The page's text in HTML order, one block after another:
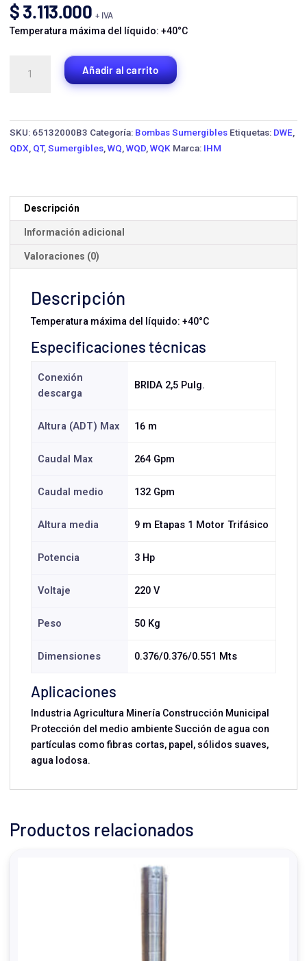
$3.113.000 + IVA
Temperatura máxima del líquido: +40°C
Sumergible
3.0HP
Trifásica
cantidad
Añadir al carrito
SKU: 65132000B3 Categoría: Bombas Sumergibles Etiquetas: DWE
QDX QT, Sumergibles WQ WQD WQK Marca: IHM
Descripción
Información adicional
Valoraciones (0)
Descripción
Temperatura máxima del líquido: +40°C
Especificaciones técnicas
Conexión
descarga
BRIDA 2,5 Pulg.
Altura (ADT) Max 16 m
Caudal Max 264 Gpm
Caudal medio 132 Gpm
Altura media 9 m Etapas 1 Motor Trifásico
Potencia 3 Hp
Voltaje 220 V
Peso 50 Kg
Dimensiones 0.376/0.376/0.551 Mts
Aplicaciones
Industria Agricultura Minería Construcción Municipal
Protección del medio ambiente Succión de agua con
partículas como fibras cortas, papel, sólidos suaves,
agua lodosa.
Productos relacionados